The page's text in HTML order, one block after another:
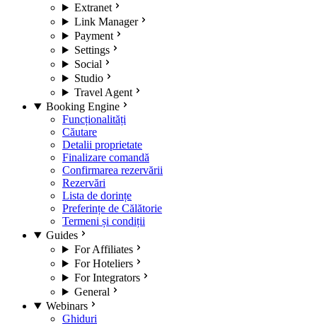
Extranet
Link Manager
Payment
Settings
Social
Studio
Travel Agent
Booking Engine
Funcționalități
Căutare
Detalii proprietate
Finalizare comandă
Confirmarea rezervării
Rezervări
Lista de dorințe
Preferințe de Călătorie
Termeni și condiții
Guides
For Affiliates
For Hoteliers
For Integrators
General
Webinars
Ghiduri